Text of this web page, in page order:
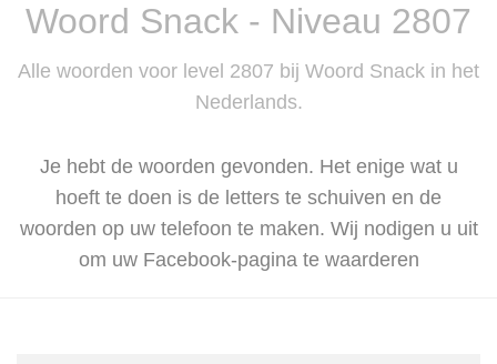
Woord Snack - Niveau 2807
Alle woorden voor level 2807 bij Woord Snack in het
Nederlands.
Je hebt de woorden gevonden. Het enige wat u
hoeft te doen is de letters te schuiven en de
woorden op uw telefoon te maken. Wij nodigen u uit
om uw Facebook-pagina te waarderen